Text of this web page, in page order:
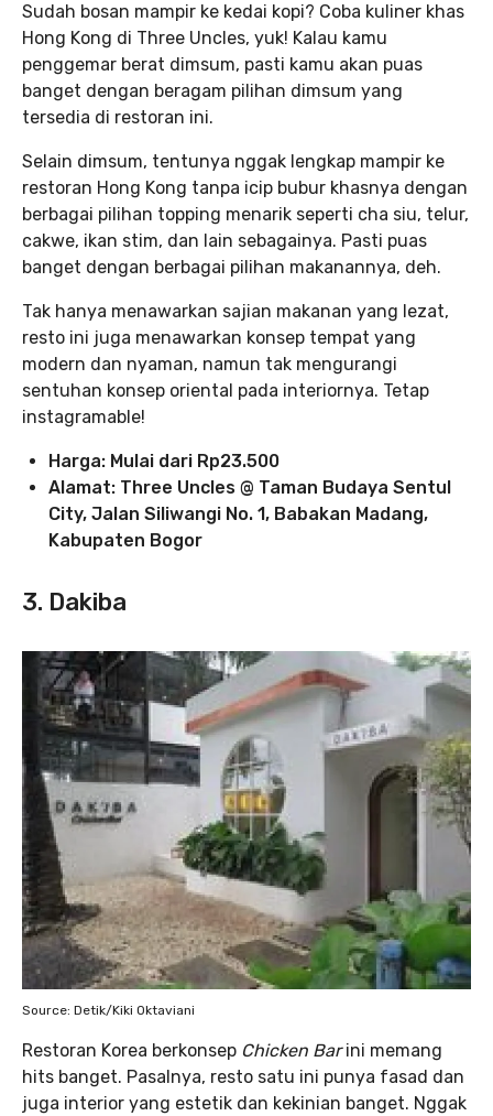
Sudah bosan mampir ke kedai kopi? Coba kuliner khas
Hong Kong di Three Uncles, yuk! Kalau kamu
penggemar berat dimsum, pasti kamu akan puas
banget dengan beragam pilihan dimsum yang
tersedia di restoran ini.
Selain dimsum, tentunya nggak lengkap mampir ke
restoran Hong Kong tanpa icip bubur khasnya dengan
berbagai pilihan topping menarik seperti cha siu, telur,
cakwe, ikan stim, dan lain sebagainya. Pasti puas
banget dengan berbagai pilihan makanannya, deh.
Tak hanya menawarkan sajian makanan yang lezat,
resto ini juga menawarkan konsep tempat yang
modern dan nyaman, namun tak mengurangi
sentuhan konsep oriental pada interiornya. Tetap
instagramable!
Harga: Mulai dari Rp23.500
Alamat: Three Uncles @ Taman Budaya Sentul
City, Jalan Siliwangi No. 1, Babakan Madang,
Kabupaten Bogor
3. Dakiba
Source: Detik/Kiki Oktaviani
Restoran Korea berkonsep Chicken Barini memang
hits banget. Pasalnya, resto satu ini punya fasad dan
juga interior yang estetik dan kekinian banget. Nggak